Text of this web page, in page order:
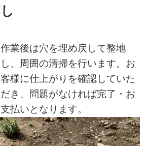
し
作業後は穴を埋め戻して整地
し、周囲の清掃を行います。お
客様に仕上がりを確認していた
だき、問題がなければ完了・お
支払いとなります。